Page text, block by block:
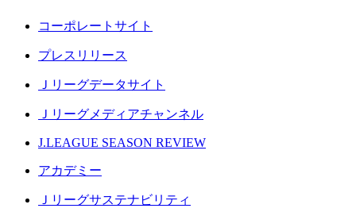
コーポレートサイト
プレスリリース
Ｊリーグデータサイト
Ｊリーグメディアチャンネル
J.LEAGUE SEASON REVIEW
アカデミー
Ｊリーグサステナビリティ